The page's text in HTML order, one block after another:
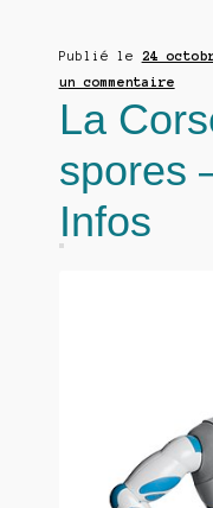
Publié le 24
un commentaire
La
spores
Infos